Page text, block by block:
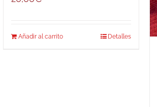
Añadir al carrito Detalles